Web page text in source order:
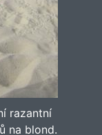
razantní
na blond.